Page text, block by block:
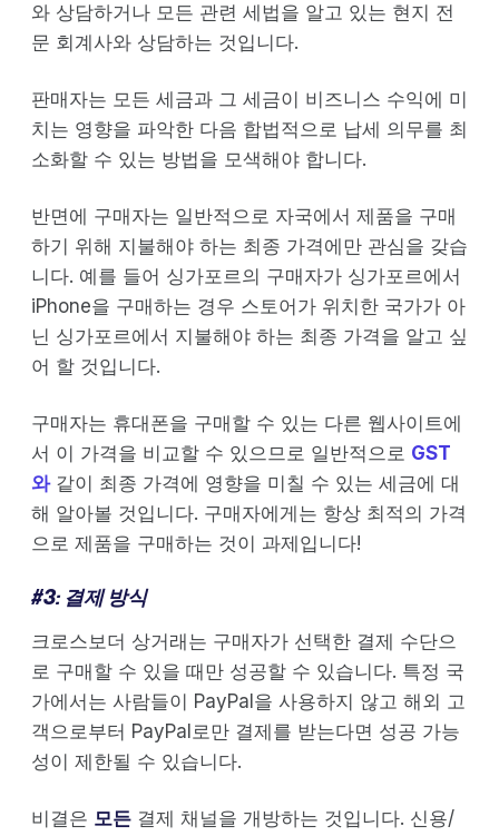
와 상담하거나 모든 관련 세법을 알고 있는 현지 전
문 회계사와 상담하는 것입니다.
판매자는 모든 세금과 그 세금이 비즈니스 수익에 미
치는 영향을 파악한 다음 합법적으로 납세 의무를 최
소화할 수 있는 방법을 모색해야 합니다.
반면에 구매자는 일반적으로 자국에서 제품을 구매
하기 위해 지불해야 하는 최종 가격에만 관심을 갖습
니다. 예를 들어 싱가포르의 구매자가 싱가포르에서
iPhone을 구매하는 경우 스토어가 위치한 국가가 아
닌 싱가포르에서 지불해야 하는 최종 가격을 알고 싶
어 할 것입니다.
구매자는 휴대폰을 구매할 수 있는 다른 웹사이트에
서 이 가격을 비교할 수 있으므로 일반적으로 GST
와같이 최종 가격에 영향을 미칠 수 있는 세금에 대
해 알아볼 것입니다. 구매자에게는 항상 최적의 가격
으로 제품을 구매하는 것이 과제입니다!
#3: 결제 방식
크로스보더 상거래는 구매자가 선택한 결제 수단으
로 구매할 수 있을 때만 성공할 수 있습니다. 특정 국
가에서는 사람들이 PayPal을 사용하지 않고 해외 고
객으로부터 PayPal로만 결제를 받는다면 성공 가능
성이 제한될 수 있습니다.
비결은 모든 결제 채널을 개방하는 것입니다. 신용/